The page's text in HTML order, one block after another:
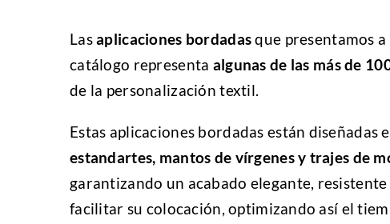
Lasaplicaciones bordadasque presentamos
catálogo representa algunas de las más de
de la personalización textil.
Estas aplicaciones bordadas están
estandartes, mantos de vírgenes y trajes de
garantizando un acabado elegante,
facilitar su colocación, optimizando así el